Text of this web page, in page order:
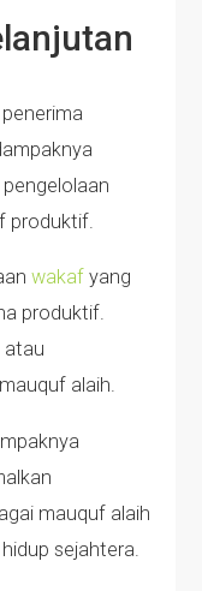
produktif.
wakaf yang
produktif.
atau
alaih.
mauquf alaih
sejahtera.